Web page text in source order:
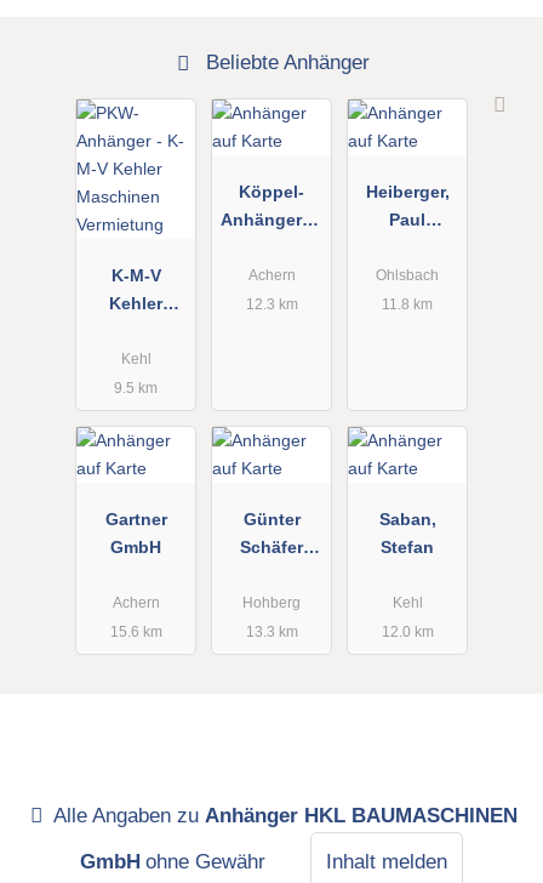
Beliebte Anhänger
K-M-V
Kehler
Vermietung
Kehl
9.5 km
Köppel-
Anhängerba
Anhängerser
vice
Achern
12.3 km
Heiberger,
Paul
Ohlsbach
11.8 km
Gartner
GmbH
Achern
15.6 km
Günter
Schäfer
envermietun
g und
Service und
Hohberg
13.3 km
Saban,
Stefan
Kehl
12.0 km
Alle Angaben zu Anhänger HKL BAUMASCHINEN
GmbH ohne Gewähr Inhalt melden